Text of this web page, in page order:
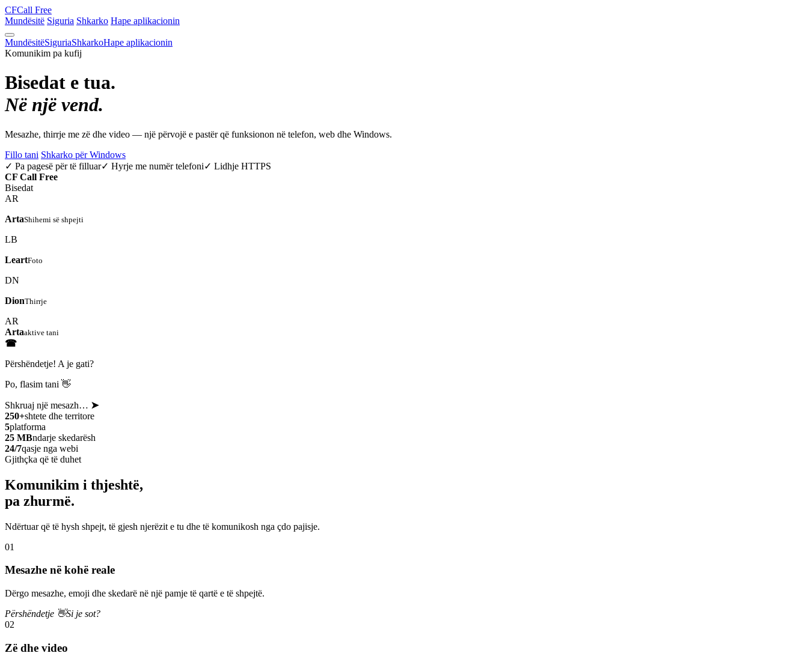
CFCall Free
Mundësitë Siguria Shkarko Hape aplikacionin
MundësitëSiguriaShkarkoHape aplikacionin
Komunikim pa kufij
Bisedat e tua.
Në një vend.
Mesazhe, thirrje me zë dhe video — një përvojë e pastër që funksionon në telefon, web dhe Windows.
Fillo tani Shkarko për Windows
✓ Pa pagesë për të filluar✓ Hyrje me numër telefoni✓ Lidhje HTTPS
CF Call Free
Bisedat
AR
ArtaShihemi së shpejti
LB
LeartFoto
DN
DionThirrje
AR
Artaaktive tani
☎
Përshëndetje! A je gati?
Po, flasim tani 👋
Shkruaj një mesazh… ➤
250+shtete dhe territore
5platforma
25 MBndarje skedarësh
24/7qasje nga webi
Gjithçka që të duhet
Komunikim i thjeshtë,
pa zhurmë.
Ndërtuar që të hysh shpejt, të gjesh njerëzit e tu dhe të komunikosh nga çdo pajisje.
01
Mesazhe në kohë reale
Dërgo mesazhe, emoji dhe skedarë në një pamje të qartë e të shpejtë.
Përshëndetje 👋Si je sot?
02
Zë dhe video